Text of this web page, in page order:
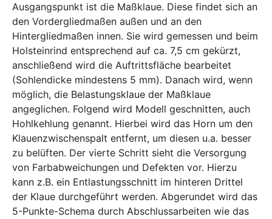
Ausgangspunkt ist die Maßklaue. Diese findet sich an
den Vordergliedmaßen außen und an den
Hintergliedmaßen innen. Sie wird gemessen und beim
Holsteinrind entsprechend auf ca. 7,5 cm gekürzt,
anschließend wird die Auftrittsfläche bearbeitet
(Sohlendicke mindestens 5 mm). Danach wird, wenn
möglich, die Belastungsklaue der Maßklaue
angeglichen. Folgend wird Modell geschnitten, auch
Hohlkehlung genannt. Hierbei wird das Horn um den
Klauenzwischenspalt entfernt, um diesen u.a. besser
zu belüften. Der vierte Schritt sieht die Versorgung
von Farbabweichungen und Defekten vor. Hierzu
kann z.B. ein Entlastungsschnitt im hinteren Drittel
der Klaue durchgeführt werden. Abgerundet wird das
5-Punkte-Schema durch Abschlussarbeiten wie das